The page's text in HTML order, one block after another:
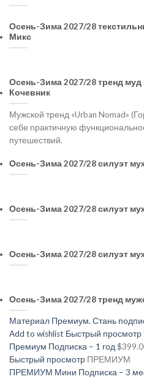
Осень-Зима 2027/28
Микс
Осень-Зима 2027/28 тренд
Кочевник
Мужской тренд «Urban Nomad»
себе практичную
путешествий.
Осень-Зима 2027/28 силуэт
Осень-Зима 2027/28 силуэт
Осень-Зима 2027/28 силуэт
Осень-Зима 2027/28 тренд
Материал Премиум. Стань
Add to wishlist Быстрый просмотр
Премиум Подписка – 1 год
Быстрый просмотр ПРЕМИУМ
ПРЕМИУМ Мини Подписка – 3